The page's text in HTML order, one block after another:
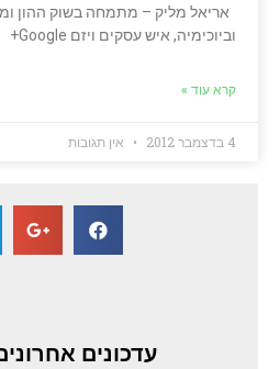
אריאל מליק – מתמחה בשוק ההון
וביוכימיה, איש עסקים ויזם Google+
קרא עוד »
4 בדצמבר 2012 אין תגובות
עדכונים